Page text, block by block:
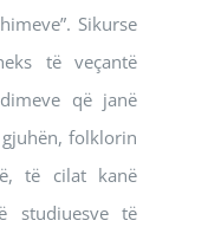
Sikurse
të veçantë
që janë
folklorin
të cilat kanë
studiuesve të